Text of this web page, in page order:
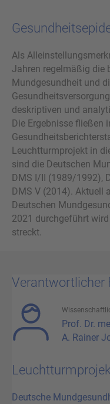
Als
Jahren regelmäßig die
Mundgesundheit und
deskriptiven und
Die Ergebnisse fließen
Leuchtturmprojekt in
sind die Deutschen
DMS I/II (1989/1992),
DMS V (2014). Aktuell
Deutschen
2021 durchgeführt
streckt.
Verantwortlicher
Prof. Dr.
A. Rainer
Deutsche